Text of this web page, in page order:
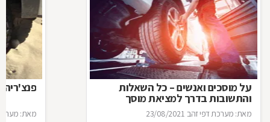
על מוסכים ואנשים – כל השאלות
והתשובות בדרך למציאת מוסך
מאת: מערכת דפי זהב 23/08/2021 מאת: